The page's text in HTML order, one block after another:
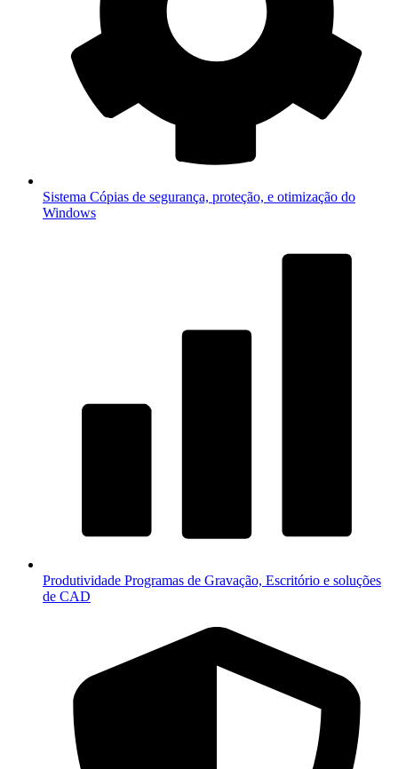
Sistema Cópias de segurança, proteção, e otimização do
Windows
Produtividade Programas de Gravação, Escritório e soluções
de CAD